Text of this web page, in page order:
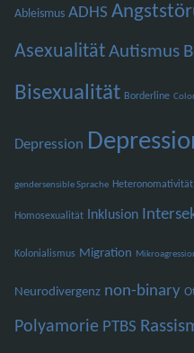
Ableismus ADHS
AsexualitätAutismus
Bisexualität Borderline
Depression
gendersensible Sprache Heteronomativität
Homosexualität Inklusion
Kolonialismus Migration
Neurodivergenz non-binary
Polyamorie PTBS